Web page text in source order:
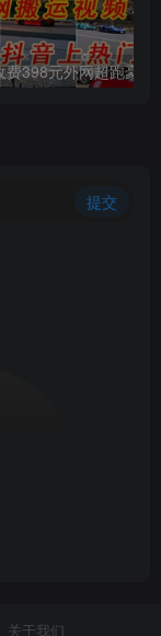
提交
关于我们